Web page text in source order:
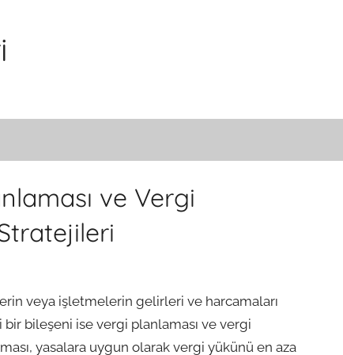
ve Vergi
veya işletmelerin gelirleri ve harcamaları
bileşeni ise vergi planlaması ve vergi
yasalara uygun olarak vergi yükünü en aza